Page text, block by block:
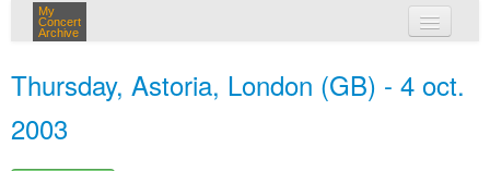
My
Concert
Archive
Thursday, Astoria, London (GB) - 4 oct.
2003